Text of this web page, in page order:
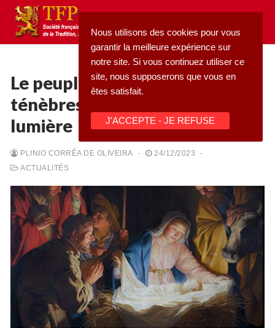
Aller
contenu
Rechercher
:
Accueil
Qu’est-ce que la TFP
Action
Blog
Médiathèque
Le peuple qui marchait dans les
ténèbres a vu une grande
lumière
PLINIO CORRÊA DE OLIVEIRA - 24/12/2023
-
ACTUALITÉS
Nous utilisons des cookies pour vous
garantir la meilleure expérience sur
notre site. Si vous continuez utiliser ce
site, nous supposerons que vous en
êtes satisfait.
J'ACCEPTE - JE REFUSE